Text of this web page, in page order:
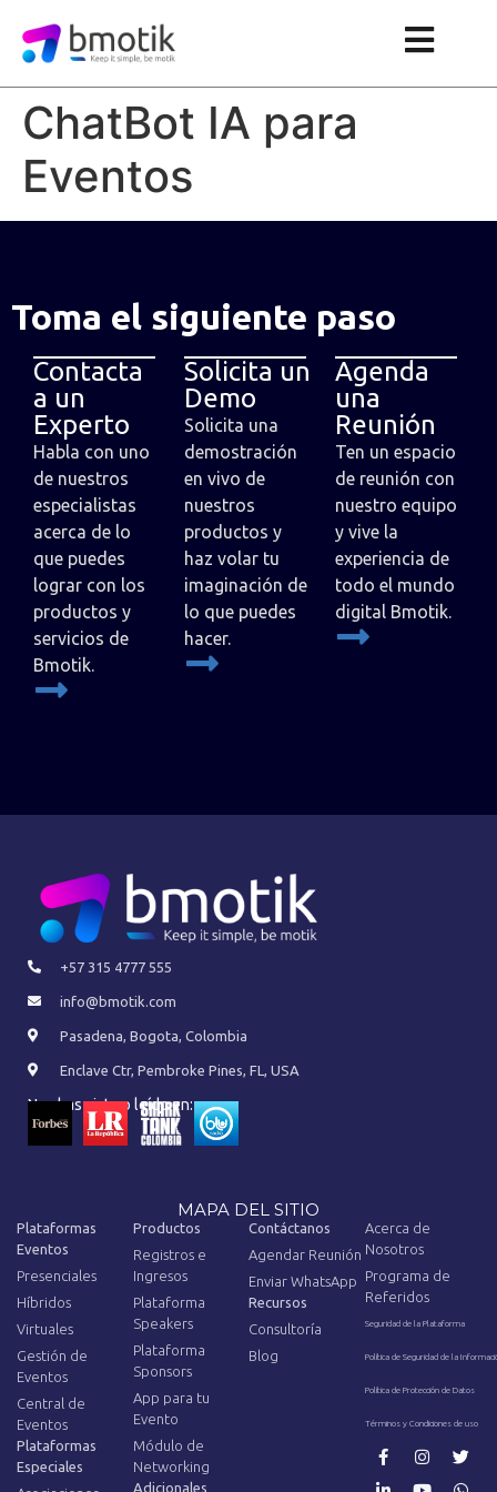
ChatBot IA para
Eventos
Toma el siguiente paso
Contacta
a un
Experto
Habla con uno
de nuestros
especialistas
acerca de lo
que puedes
lograr con los
productos y
servicios de
Bmotik.
Solicita un
Demo
Solicita una
demostración
en vivo de
nuestros
productos y
haz volar tu
imaginación de
lo que puedes
hacer.
Agenda
una
Reunión
Ten un espacio
de reunión con
nuestro equipo
y vive la
experiencia de
todo el mundo
digital Bmotik.
+57 315 4777 555
info@bmotik.com
Pasadena, Bogota, Colombia
Enclave Ctr, Pembroke Pines, FL, USA
Nos has visto o leído en:
MAPA DEL SITIO
Plataformas
Eventos
Presenciales
Híbridos
Virtuales
Gestión de
Eventos
Central de
Eventos
Plataformas
Especiales
Productos
Registros e
Ingresos
Plataforma
Speakers
Plataforma
Sponsors
App para tu
Evento
Módulo de
Networking
Adicionales
Contáctanos
Agendar Reunión
Enviar WhatsApp
Recursos
Consultoría
Blog
Acerca de
Nosotros
Programa de
Referidos
Seguridad de la Plataforma
Política de Seguridad de la
Política de Protección de Datos
Términos y Condiciones de uso